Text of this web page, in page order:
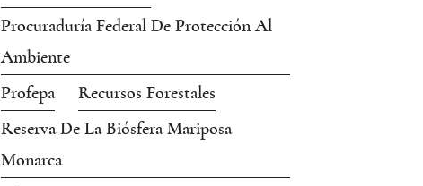
Procuraduría Federal De Protección Al
Ambiente
Profepa
Recursos Forestales
Reserva De La Biósfera Mariposa
Monarca